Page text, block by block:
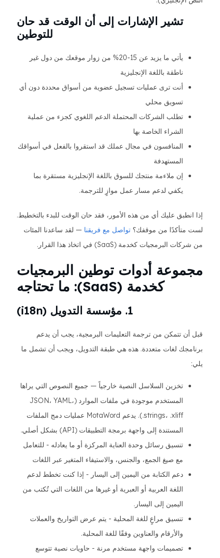
تشير الإشارات إلى أن الوقت قد حان
للتوطين
يأتي ما يزيد عن 15-20% من زوار موقعك من دول غير
ناطقة باللغة الإنجليزية
أنت ترى عمليات تسجيل عضوية من أسواق محددة دون أي
تسويق محلي
تطلب الشركات المحتملة الدعم اللغوي كجزء من عملية
الشراء الخاصة بها
المنافسون في مجال عملك قد استقروا بالفعل في أسواقك
المستهدفة
إن ملاءمة منتجك للسوق باللغة الإنجليزية مستقرة بما
يكفي لدعم مسار عمل موازٍ للترجمة.
إذا انطبق عليك أي من هذه الأمور، فقد حان الوقت للبدء بالتخطيط.
لست متأكدًا من موقفك؟ تواصل مع فريقنا — لقد ساعدنا المئات
من شركات البرمجيات كخدمة (SaaS) في اتخاذ هذا القرار.
مجموعة أدوات توطين البرمجيات
كخدمة (SaaS): ما تحتاجه
1. مؤسسة التدويل (i18n)
قبل أن تتمكن من ترجمة التعليمات البرمجية، يجب أن يدعم
برنامجك لغات متعددة. هذه هي طبقة التدويل، ويجب أن تشمل ما
يلي:
تخزين السلاسل النصية خارجياً — جميع النصوص التي يراها
المستخدم موجودة في ملفات الموارد (JSON، YAML،
.strings، .xliff). يدعم MotaWord عمليات دمج الملفات
المستندة إلى واجهة برمجة التطبيقات (API) بشكل أصلي.
تنسيق رسائل وحدة العناية المركزة أو ما يعادله - للتعامل
مع صيغ الجمع، والجنس، والاستيفاء المتغير عبر اللغات
دعم الكتابة من اليمين إلى اليسار - إذا كنت تخطط لدعم
اللغة العربية أو العبرية أو غيرها من اللغات التي تُكتب من
اليمين إلى اليسار.
تنسيق مراعٍ للغة المحلية - يتم عرض التواريخ والعملات
والأرقام والعناوين وفقًا للغة المحلية.
تصميمات واجهة مستخدم مرنة - حاويات نصية تتوسع